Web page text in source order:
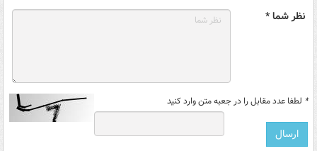
نظر شما *
* لطفا عدد مقابل را در جعبه متن وارد کنید